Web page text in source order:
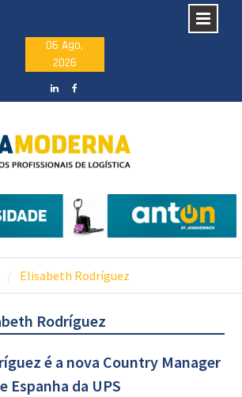
06 Ago,
2026
Elisabeth Rodríguez
Rodríguez
é a nova Country Manager
Espanha da UPS